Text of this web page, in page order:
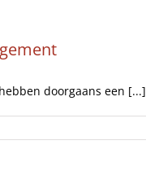
doorgaans een [...]